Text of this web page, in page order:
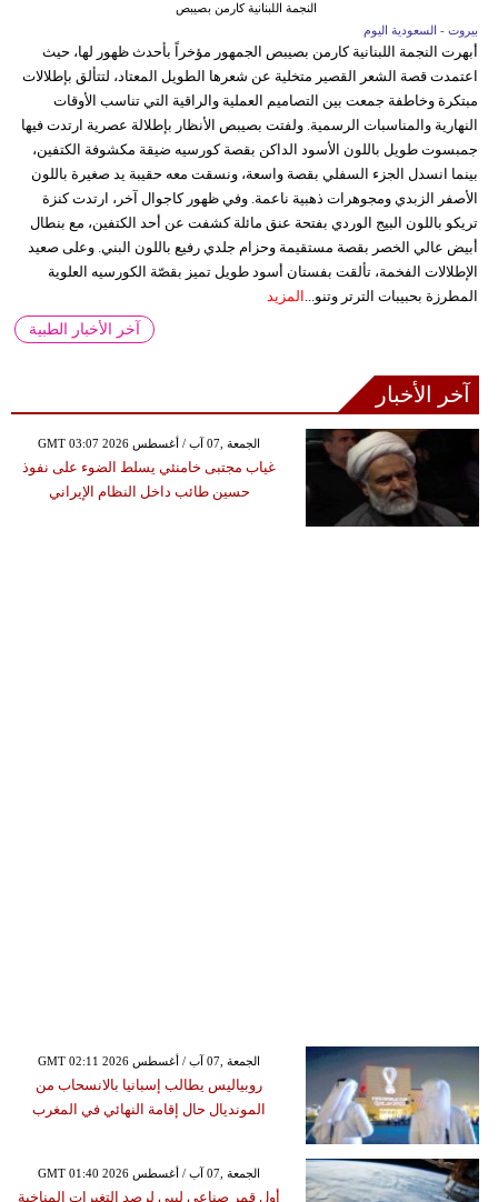
النجمة اللبنانية كارمن بصيبص
بيروت - السعودية اليوم
أبهرت النجمة اللبنانية كارمن بصيبص الجمهور مؤخراً بأحدث ظهور لها، حيث
اعتمدت قصة الشعر القصير متخلية عن شعرها الطويل المعتاد، لتتألق بإطلالات
مبتكرة وخاطفة جمعت بين التصاميم العملية والراقية التي تناسب الأوقات
النهارية والمناسبات الرسمية. ولفتت بصيبص الأنظار بإطلالة عصرية ارتدت فيها
جمبسوت طويل باللون الأسود الداكن بقصة كورسيه ضيقة مكشوفة الكتفين،
بينما انسدل الجزء السفلي بقصة واسعة، ونسقت معه حقيبة يد صغيرة باللون
الأصفر الزبدي ومجوهرات ذهبية ناعمة. وفي ظهور كاجوال آخر، ارتدت كنزة
تريكو باللون البيج الوردي بفتحة عنق مائلة كشفت عن أحد الكتفين، مع بنطال
أبيض عالي الخصر بقصة مستقيمة وحزام جلدي رفيع باللون البني. وعلى صعيد
الإطلالات الفخمة، تألقت بفستان أسود طويل تميز بقصّة الكورسيه العلوية
المطرزة بحبيبات الترتر وتنو... المزيد
آخر الأخبار الطبية
آخر الأخبار
GMT 03:07 2026 الجمعة ,07 آب / أغسطس
غياب مجتبى خامنئي يسلط الضوء على نفوذ
حسين طائب داخل النظام الإيراني
GMT 02:11 2026 الجمعة ,07 آب / أغسطس
روبياليس يطالب إسبانيا بالانسحاب من
المونديال حال إقامة النهائي في المغرب
GMT 01:40 2026 الجمعة ,07 آب / أغسطس
أول قمر صناعي ليبي لرصد التغيرات المناخية